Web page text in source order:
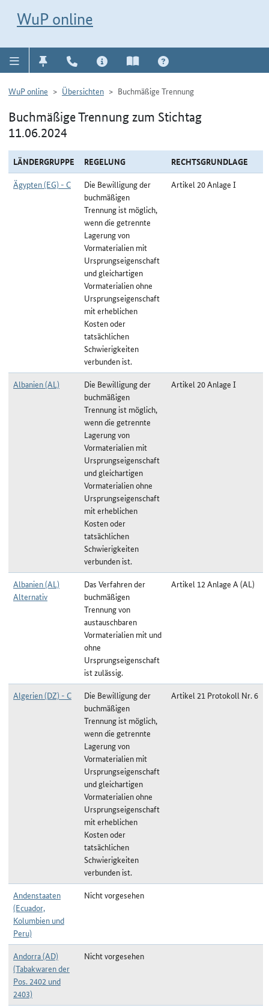
WuP online
WuP online Übersichten Buchmäßige Trennung
Buchmäßige Trennung zum Stichtag
11.06.2024
LÄNDERGRUPPE REGELUNG
RECHTSGRUNDLAGE
Ägypten (EG) - C
Die Bewilligung der
buchmäßigen
Trennung ist möglich,
wenn die getrennte
Lagerung von
Vormaterialien mit
Ursprungseigenschaft
und gleichartigen
Vormaterialien ohne
Ursprungseigenschaft
mit erheblichen
Kosten oder
tatsächlichen
Schwierigkeiten
verbunden ist.
Artikel 20 Anlage I
Albanien (AL)
Die Bewilligung der
buchmäßigen
Trennung ist möglich,
wenn die getrennte
Lagerung von
Vormaterialien mit
Ursprungseigenschaft
und gleichartigen
Vormaterialien ohne
Ursprungseigenschaft
mit erheblichen
Kosten oder
tatsächlichen
Schwierigkeiten
verbunden ist.
Artikel 20 Anlage I
Albanien (AL)
Alternativ
Das Verfahren der
buchmäßigen
Trennung von
austauschbaren
Vormaterialien mit und
ohne
Ursprungseigenschaft
ist zulässig.
Artikel 12 Anlage A (AL)
Algerien (DZ) - C
Die Bewilligung der
buchmäßigen
Trennung ist möglich,
wenn die getrennte
Lagerung von
Vormaterialien mit
Ursprungseigenschaft
und gleichartigen
Vormaterialien ohne
Ursprungseigenschaft
mit erheblichen
Kosten oder
tatsächlichen
Schwierigkeiten
verbunden ist.
Artikel 21 Protokoll Nr. 6
Andenstaaten
(Ecuador,
Kolumbien und
Peru)
Nicht vorgesehen
Andorra (AD)
(Tabakwaren der
Pos. 2402 und
2403)
Nicht vorgesehen